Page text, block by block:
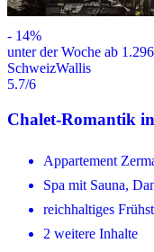
- 14%
unter der Woche ab
SchweizWallis
5.7/6
Chalet-Romantik
Appartement
Spa mit Sauna,
reichhaltiges
2 weitere Inhalte